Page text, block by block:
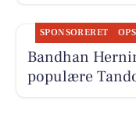
SPONSORERET
Bandhan
populære